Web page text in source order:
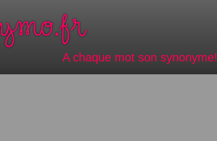
A chaque mot son synonyme!